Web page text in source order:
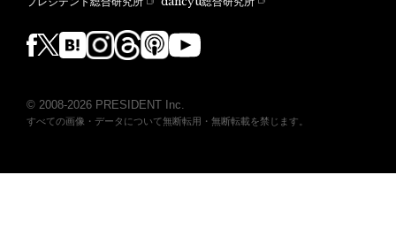
© 2008-2026 PRESIDENT Inc.
すべての画像・データについて無断転用・無断転載を禁じます。